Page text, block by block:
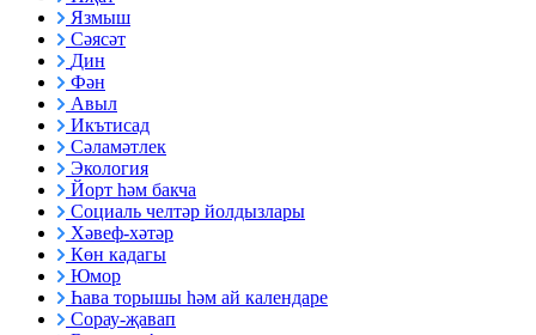
Язмыш
Сәясәт
Дин
Фән
Авыл
Икътисад
Сәламәтлек
Экология
Йорт һәм бакча
Социаль челтәр йолдызлары
Хәвеф-хәтәр
Көн кадагы
Юмор
Һава торышы һәм ай календаре
Сорау-җавап